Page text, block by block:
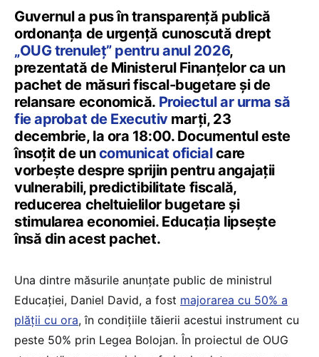
Guvernul a pus în transparență publică
ordonanța de urgență cunoscută drept
„OUG trenuleț” pentru anul 2026,
prezentată de Ministerul Finanțelor ca un
pachet de măsuri fiscal-bugetare și de
relansare economică. Proiectul ar urma să
fie aprobat de Executivmarți, 23
decembrie, la ora 18:00. Documentul este
însoțit de uncomunicat oficialcare
vorbește despre sprijin pentru angajații
vulnerabili, predictibilitate fiscală,
reducerea cheltuielilor bugetare și
stimularea economiei. Educația lipsește
însă din acest pachet.
Una dintre măsurile anunțate public de ministrul
Educației, Daniel David, a fost majorarea cu 50% a
plății cu ora, în condițiile tăierii acestui instrument cu
peste 50% prin Legea Bolojan. În proiectul de OUG